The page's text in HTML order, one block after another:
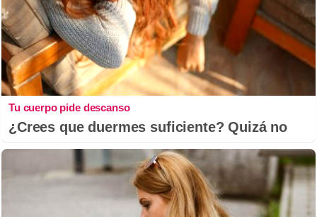
Tu cuerpo pide descanso
¿Crees que duermes suficiente? Quizá no